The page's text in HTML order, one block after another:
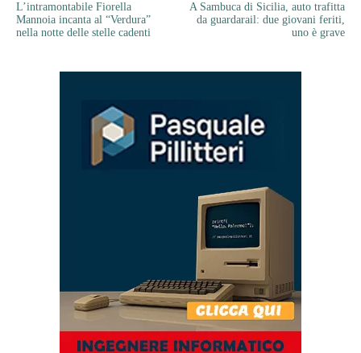
L’intramontabile Fiorella
Mannoia incanta al “Verdura”
nella notte delle stelle cadenti
A Sambuca di Sicilia, auto trafitta
da guardarail: due giovani feriti,
uno è grave